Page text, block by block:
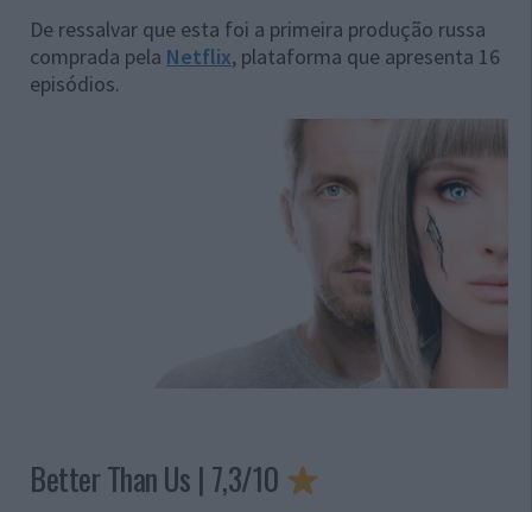
De ressalvar que esta foi a primeira produção russa
comprada pela Netflix, plataforma que apresenta 16
episódios.
Better Than Us | 7,3/10